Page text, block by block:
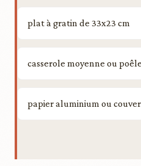
plat à gratin de 33x23 cm
casserole moyenne ou poêle
papier aluminium ou